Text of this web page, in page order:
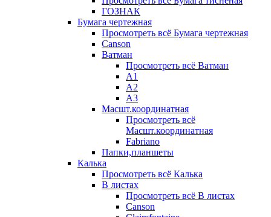
ГОЗНАК
Бумага чертежная
Просмотреть всё Бумага чертежная
Canson
Ватман
Просмотреть всё Ватман
А1
А2
А3
Масшт.координатная
Просмотреть всё
Масшт.координатная
Fabriano
Папки,планшеты
Калька
Просмотреть всё Калька
В листах
Просмотреть всё В листах
Canson